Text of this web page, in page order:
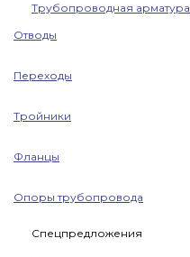
Трубопроводная арматура
Отводы
Переходы
Тройники
Фланцы
Опоры трубопровода
Спецпредложения